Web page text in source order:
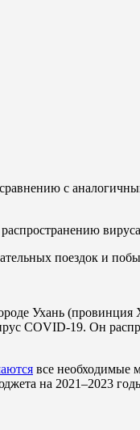
с
поездок и
Ухань
COVID-19. Он
все необходимые
на 2021–2023